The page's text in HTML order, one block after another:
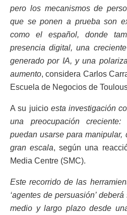
pero los mecanismos de
que se ponen a prueba son
como el español, donde
presencia digital, una
generado por IA, y una
aumento, considera Carlos
Escuela de Negocios de
A su juicio esta investigación
una preocupación
puedan usarse para manipular,
gran escala, según una
Media Centre (SMC).
Este recorrido de las
‘agentes de persuasión’
medio y largo plazo desde